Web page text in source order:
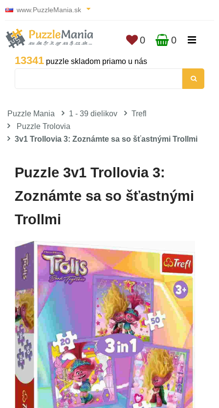
www.PuzzleMania.sk
13341 puzzle skladom priamo u nás
0 0
Puzzle Mania 1 - 39 dielikov
Trefl
Puzzle Trolovia
3v1 Trollovia 3: Zoznámte sa so šťastnými Trollmi
Puzzle 3v1 Trollovia 3:
Zoznámte sa so šťastnými
Trollmi